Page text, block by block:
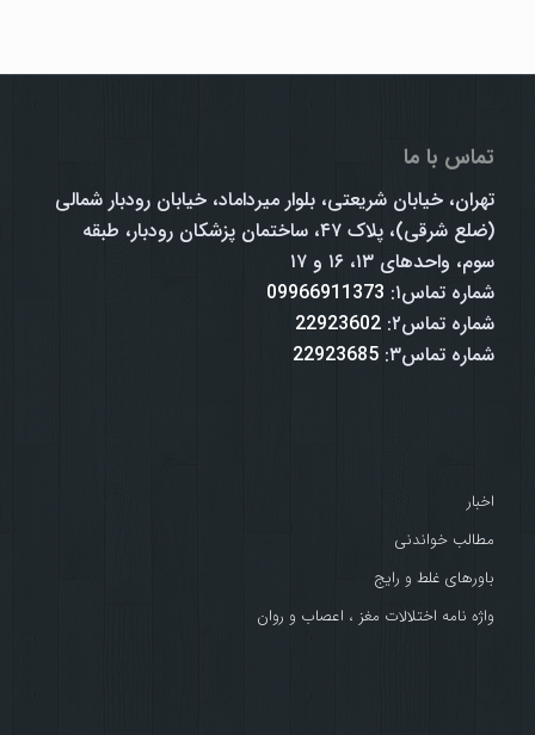
تماس با ما
تهران، خیابان شریعتی، بلوار میرداماد، خیابان رودبار شمالی
(ضلع شرقی)، پلاک ۴۷، ساختمان پزشکان رودبار، طبقه
سوم، واحدهای ۱۳، ۱۶ و ۱۷
شماره تماس۱:
09966911373
شماره تماس۲:
22923602
شماره تماس۳:
22923685
اخبار
مطالب خواندنی
باورهای غلط و رایج
واژه نامه اختلالات مغز ، اعصاب و روان